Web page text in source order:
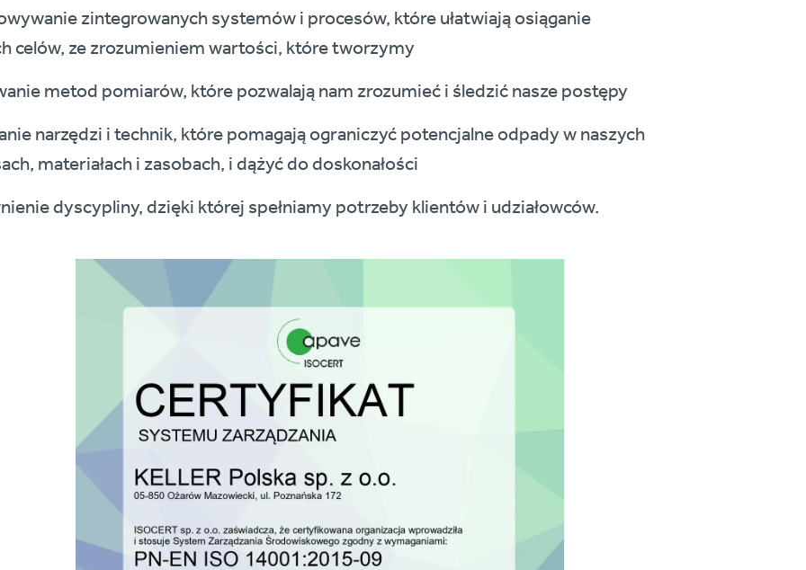
zintegrowanych systemów i procesów, które ułatwiają osiąganie
celów, ze zrozumieniem wartości, które tworzymy
metod pomiarów, które pozwalają nam zrozumieć i śledzić nasze postępy
narzędzi i technik, które pomagają ograniczyć potencjalne odpady w naszych
materiałach i zasobach, i dążyć do doskonałości
dyscypliny, dzięki której spełniamy potrzeby klientów i udziałowców.